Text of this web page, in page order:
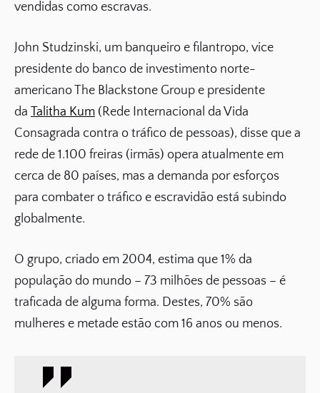
vendidas como escravas.
John Studzinski, um banqueiro e filantropo, vice
presidente do banco de investimento norte-
americano The Blackstone Group e presidente
da Talitha Kum (Rede Internacional da Vida
Consagrada contra o tráfico de pessoas), disse que a
rede de 1.100 freiras (irmãs) opera atualmente em
cerca de 80 países, mas a demanda por esforços
para combater o tráfico e escravidão está subindo
globalmente.
O grupo, criado em 2004, estima que 1% da
população do mundo – 73 milhões de pessoas – é
traficada de alguma forma. Destes, 70% são
mulheres e metade estão com 16 anos ou menos.